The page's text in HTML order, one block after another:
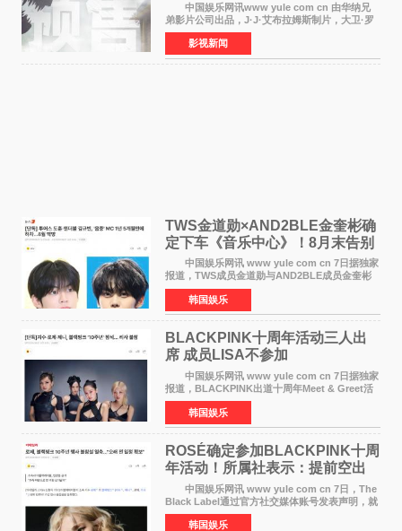
中国娱乐网讯www yule com cn 由华纳兄
弟影片公司出品，J·J·艾布拉姆斯制片，大卫·罗
伯特·米切尔执导，好莱坞巨星安妮·海瑟薇和伊万
·麦克格雷格领衔主演的2026暑期惊悚冒险大片
《逃出绝
影视新闻
TWS金道勋×AND2BLE金奎彬确
定下车《音乐中心》！8月末告别
MC席位
中国娱乐网讯 www yule com cn 7日据独家
报道，TWS成员金道勋与AND2BLE成员金奎彬
将于8月离开《音乐中心》MC的位置。 金道
勋与金奎彬于去年3月与H2H A-NA一起被选为
《音乐中心》MC，约1
韩国娱乐
BLACKPINK十周年活动三人出
席 成员LISA不参加
中国娱乐网讯 www yule com cn 7日据独家
报道，BLACKPINK出道十周年Meet & Greet活
动将由智秀、ROS&Eacute;、JENNIE出席，
LISA将缺席。 此前BLACKPINK所属社YG并
未为组合出道十周年做
韩国娱乐
ROSÉ确定参加BLACKPINK十周
年活动！所属社表示：提前空出
了时间
中国娱乐网讯 www yule com cn 7日，The
Black Label通过官方社交媒体账号发表声明，就
近期网络上关于ROS&Eacute;个人行程及是否参
加BLACKPINK出道纪念活动的种种猜测作出正
韩国娱乐